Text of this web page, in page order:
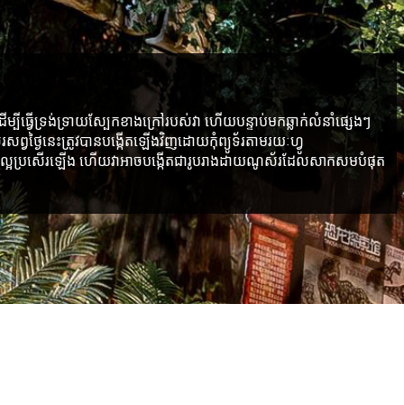
ធ្វើទ្រង់ទ្រាយស្បែកខាងក្រៅរបស់វា ហើយបន្ទាប់មកឆ្លាក់លំនាំផ្សេងៗ
នេះត្រូវបានបង្កើតឡើងវិញដោយកុំព្យូទ័រតាមរយៈហ្វូ
អប្រសើរឡើង ហើយវាអាចបង្កើតជារូបរាងដាយណូស័រដែលសាកសមបំផុត